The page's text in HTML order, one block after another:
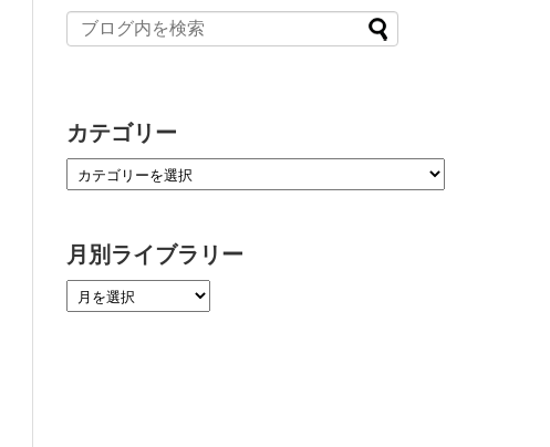
カテゴリー
月別ライブラリー